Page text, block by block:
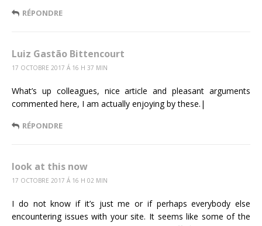
RÉPONDRE
Luiz Gastão Bittencourt
17 OCTOBRE 2017 Á 16 H 37 MIN
What’s up colleagues, nice article and pleasant arguments
commented here, I am actually enjoying by these.|
RÉPONDRE
look at this now
17 OCTOBRE 2017 Á 16 H 02 MIN
I do not know if it’s just me or if perhaps everybody else
encountering issues with your site. It seems like some of the